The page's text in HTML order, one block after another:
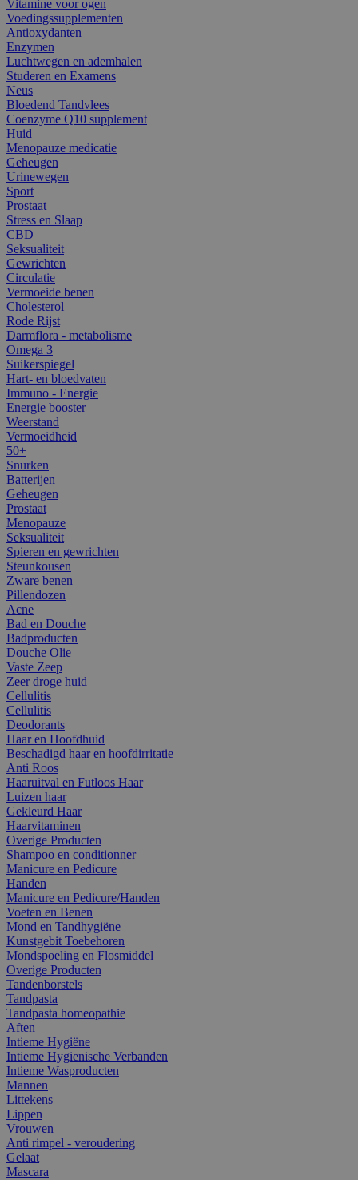
Vitamine voor ogen
Voedingssupplementen
Antioxydanten
Enzymen
Luchtwegen en ademhalen
Studeren en Examens
Neus
Bloedend Tandvlees
Coenzyme Q10 supplement
Huid
Menopauze medicatie
Geheugen
Urinewegen
Sport
Prostaat
Stress en Slaap
CBD
Seksualiteit
Gewrichten
Circulatie
Vermoeide benen
Cholesterol
Rode Rijst
Darmflora - metabolisme
Omega 3
Suikerspiegel
Hart- en bloedvaten
Immuno - Energie
Energie booster
Weerstand
Vermoeidheid
50+
Snurken
Batterijen
Geheugen
Prostaat
Menopauze
Seksualiteit
Spieren en gewrichten
Steunkousen
Zware benen
Pillendozen
Acne
Bad en Douche
Badproducten
Douche Olie
Vaste Zeep
Zeer droge huid
Cellulitis
Cellulitis
Deodorants
Haar en Hoofdhuid
Beschadigd haar en hoofdirritatie
Anti Roos
Haaruitval en Futloos Haar
Luizen haar
Gekleurd Haar
Haarvitaminen
Overige Producten
Shampoo en conditionner
Manicure en Pedicure
Handen
Manicure en Pedicure/Handen
Voeten en Benen
Mond en Tandhygiëne
Kunstgebit Toebehoren
Mondspoeling en Flosmiddel
Overige Producten
Tandenborstels
Tandpasta
Tandpasta homeopathie
Aften
Intieme Hygiëne
Intieme Hygienische Verbanden
Intieme Wasproducten
Mannen
Littekens
Lippen
Vrouwen
Anti rimpel - veroudering
Gelaat
Mascara